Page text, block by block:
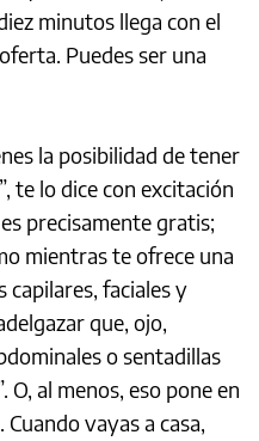
minutos llega con el
Puedes ser una
la posibilidad de tener
te lo dice con excitación
precisamente gratis;
mientras te ofrece una
capilares, faciales y
que, ojo,
o sentadillas
O, al menos, eso pone en
vayas a casa,